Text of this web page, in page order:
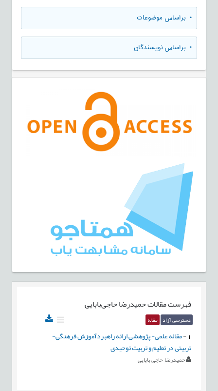
• براساس موضوعات
• براساس نویسندگان
فهرست مقالاتحمیدرضا حاجی‌بابایی
دسترسی آزاد مقاله
-مقاله علمی- پژوهشی ارائه راهبردآموزش فرهنگی-
تربیتی در تعلیم و تربیت توحیدی
حمیدرضا حاجی بابایی